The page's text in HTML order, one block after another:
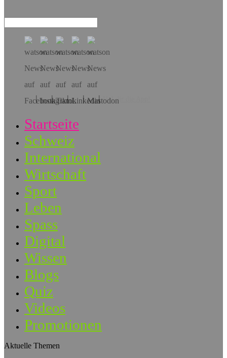
Hol dir die App!
Startseite
Schweiz
International
Wirtschaft
Sport
Leben
Spass
Digital
Wissen
Blogs
Quiz
Videos
Promotionen
Aktuelle Themen